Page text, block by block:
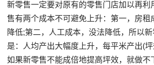
新零售一定要对原有的零售门店加以再利
售有两个成本不可避免上升：第一，房租
降低;第二，人工成本，没法降低，所以
是：人均产出大幅度上升，每平米产出(坪
如果新零售不能成倍地提高坪效，就做不